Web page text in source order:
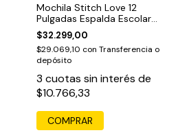
Mochila Stitch Love 12
Pulgadas Espalda Escolar
Azul
$32.299,00
$29.069,10 con Transferencia o
depósito
3 cuotas sin interés de
$10.766,33